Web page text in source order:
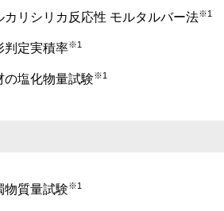
カリシリカ反応性 モルタルバー法※1
判定実積率※1
の塩化物量試験※1
物質量試験※1